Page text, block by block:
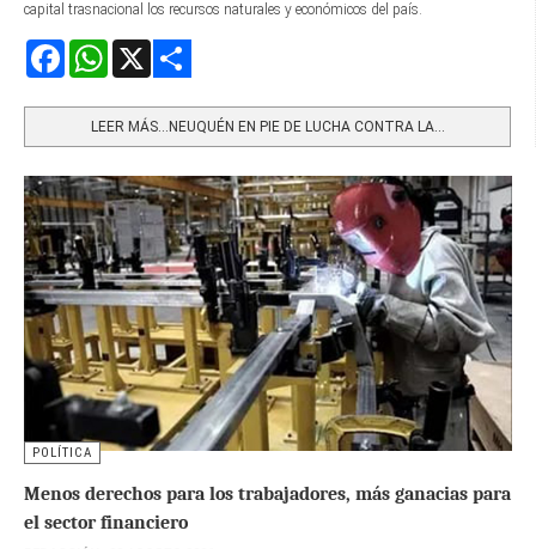
capital trasnacional los recursos naturales y económicos del país.
FacebookWhatsApp
LEER MÁS…NEUQUÉN EN PIE DE LUCHA CONTRA LA...
POLÍTICA
Menos derechos para los trabajadores, más ganacias para
el sector financiero